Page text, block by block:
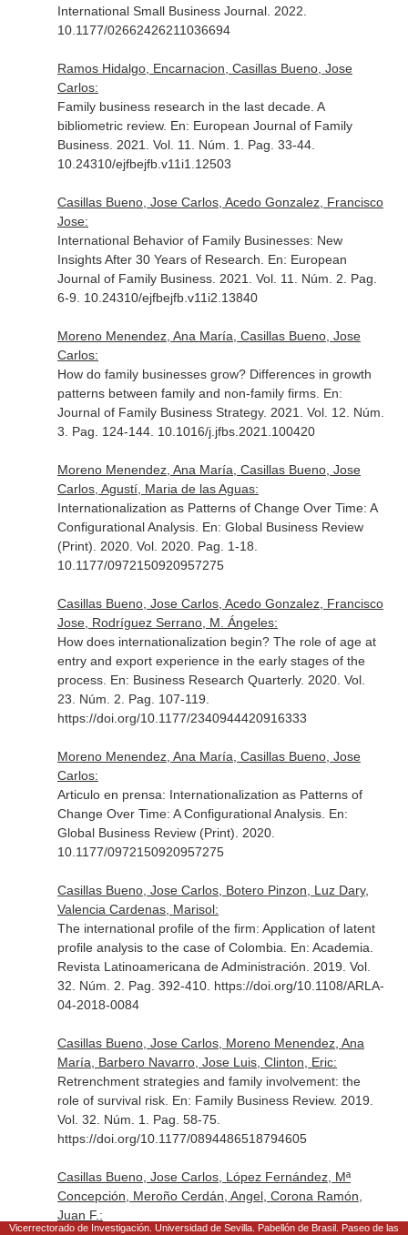
International Small Business Journal. 2022.
10.1177/02662426211036694
Ramos Hidalgo, Encarnacion, Casillas Bueno, Jose
Carlos:
Family business research in the last decade. A
bibliometric review. En: European Journal of Family
Business. 2021. Vol. 11. Núm. 1. Pag. 33-44.
10.24310/ejfbejfb.v11i1.12503
Casillas Bueno, Jose Carlos, Acedo Gonzalez, Francisco
Jose:
International Behavior of Family Businesses: New
Insights After 30 Years of Research. En: European
Journal of Family Business. 2021. Vol. 11. Núm. 2. Pag.
6-9. 10.24310/ejfbejfb.v11i2.13840
Moreno Menendez, Ana María, Casillas Bueno, Jose
Carlos:
How do family businesses grow? Differences in growth
patterns between family and non-family firms. En:
Journal of Family Business Strategy. 2021. Vol. 12. Núm.
3. Pag. 124-144. 10.1016/j.jfbs.2021.100420
Moreno Menendez, Ana María, Casillas Bueno, Jose
Carlos, Agustí, Maria de las Aguas:
Internationalization as Patterns of Change Over Time: A
Configurational Analysis. En: Global Business Review
(Print) . 2020. Vol. 2020. Pag. 1-18.
10.1177/0972150920957275
Casillas Bueno, Jose Carlos, Acedo Gonzalez, Francisco
Jose, Rodríguez Serrano, M. Ángeles:
How does internationalization begin? The role of age at
entry and export experience in the early stages of the
process. En: Business Research Quarterly. 2020. Vol.
23. Núm. 2. Pag. 107-119.
https://doi.org/10.1177/2340944420916333
Moreno Menendez, Ana María, Casillas Bueno, Jose
Carlos:
Articulo en prensa: Internationalization as Patterns of
Change Over Time: A Configurational Analysis. En:
Global Business Review (Print) . 2020.
10.1177/0972150920957275
Casillas Bueno, Jose Carlos, Botero Pinzon, Luz Dary,
Valencia Cardenas, Marisol:
The international profile of the firm: Application of latent
profile analysis to the case of Colombia. En: Academia.
Revista Latinoamericana de Administración . 2019. Vol.
32. Núm. 2. Pag. 392-410. https://doi.org/10.1108/ARLA-
04-2018-0084
Casillas Bueno, Jose Carlos, Moreno Menendez, Ana
María, Barbero Navarro, Jose Luis, Clinton, Eric:
Retrenchment strategies and family involvement: the
role of survival risk. En: Family Business Review. 2019.
Vol. 32. Núm. 1. Pag. 58-75.
https://doi.org/10.1177/0894486518794605
Casillas Bueno, Jose Carlos, López Fernández, Mª
Concepción, Meroño Cerdán, Angel, Corona Ramón,
Juan F.:
Vicerrectorado de Investigación. Universidad de Sevilla. Pabellón de Brasil. Paseo de las